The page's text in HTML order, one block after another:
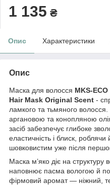
1 135 ₴
Опис Характеристики
Опис
Маска для волосся MKS-
Hair Mask Original Scent -
ламкого та тьмяного
аргановою та конопляною
засіб забезпечує глибоке
еластичність і блиск,
шовковистим уже після
Маска м’яко діє на
наповнює пасма вологою й
фірмовий аромат — ніжний,